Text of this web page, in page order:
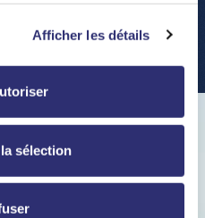
Afficher les détails
sélection